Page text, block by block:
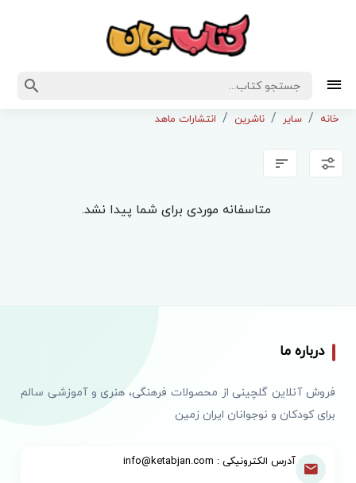
خانه سایر ناشرین انتشارات ماهد
متاسفانه موردی برای شما پیدا نشد.
درباره ما
فروش آنلاین گلچینی از محصولات فرهنگی، هنری و آموزشی سالم
برای کودکان و نوجوانان ایران زمین
آدرس الکترونیکی : info@ketabjan.com